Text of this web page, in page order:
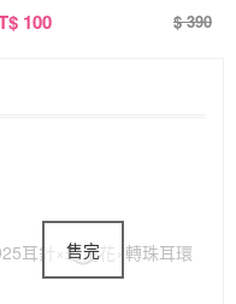
$ 100 $ 390